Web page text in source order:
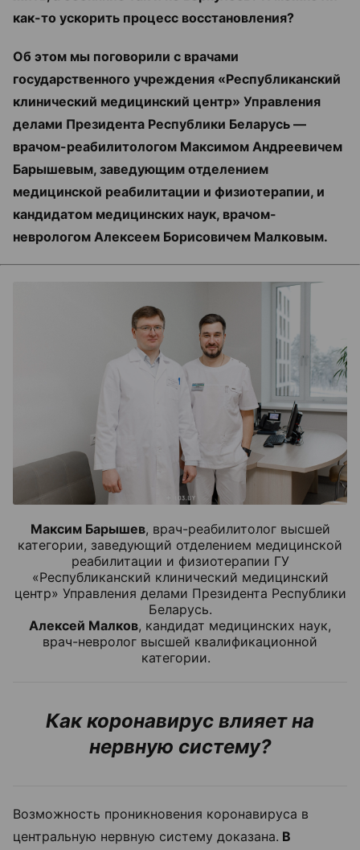
как-то ускорить процесс восстановления?
Об этом мы поговорили с врачами
государственного учреждения «Республиканский
клинический медицинский центр» Управления
делами Президента Республики Беларусь —
врачом-реабилитологом Максимом Андреевичем
Барышевым, заведующим отделением
медицинской реабилитации и физиотерапии, и
кандидатом медицинских наук, врачом-
неврологом Алексеем Борисовичем Малковым.
Максим Барышев, врач-реабилитолог высшей
категории, заведующий отделением медицинской
реабилитации и физиотерапии ГУ
«Республиканский клинический медицинский
центр» Управления делами Президента Республики
Беларусь.
Алексей Малков, кандидат медицинских наук,
врач-невролог высшей квалификационной
категории.
Как коронавирус влияет на
нервную систему?
Возможность проникновения коронавируса в
центральную нервную систему доказана. В